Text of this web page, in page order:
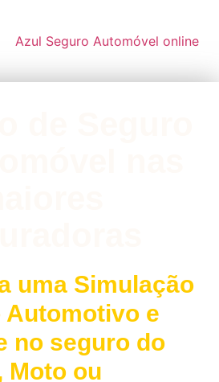
Azul Seguro Automóvel online
uma Simulação
Automotivo e
no seguro do
Moto ou